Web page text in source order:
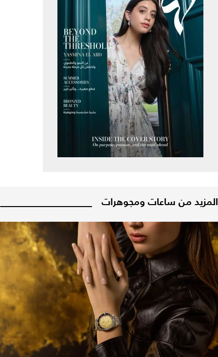
المزيد من ساعات ومجوهرات